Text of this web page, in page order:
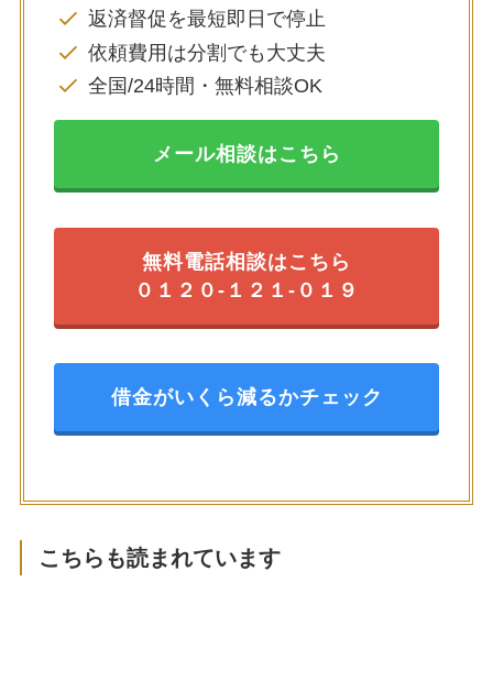
返済督促を最短即日で停止
依頼費用は分割でも大丈夫
全国/24時間・無料相談OK
メール相談はこちら
無料電話相談はこちら
０１２０-１２１-０１９
借金がいくら減るかチェック
こちらも読まれています